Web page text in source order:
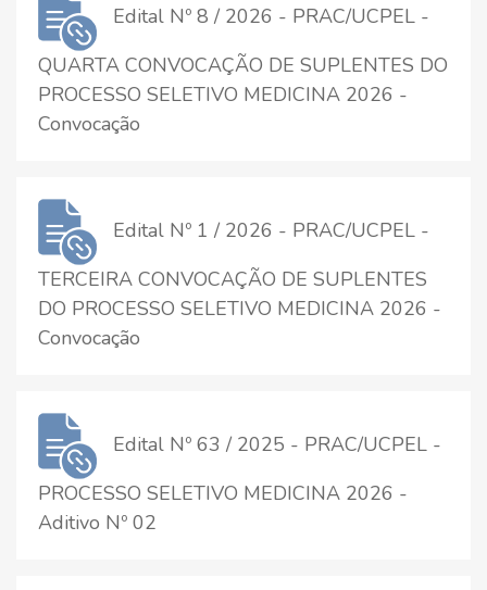
Edital Nº 8 / 2026 - PRAC/UCPEL -
QUARTA CONVOCAÇÃO DE SUPLENTES DO
PROCESSO SELETIVO MEDICINA 2026 -
Convocação
Edital Nº 1 / 2026 - PRAC/UCPEL -
TERCEIRA CONVOCAÇÃO DE SUPLENTES
DO PROCESSO SELETIVO MEDICINA 2026 -
Convocação
Edital Nº 63 / 2025 - PRAC/UCPEL -
PROCESSO SELETIVO MEDICINA 2026 -
Aditivo Nº 02